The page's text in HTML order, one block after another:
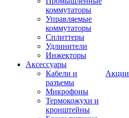
коммутаторы
Управляемые
коммутаторы
Сплиттеры
Удлинители
Инжекторы
Аксессуары
Кабели и
разъемы
Микрофоны
Термокожухи и
кронштейны
Акции